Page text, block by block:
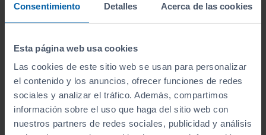
Consentimiento Detalles Acerca de las cookies
Esta página web usa cookies
Las cookies de este sitio web se usan para personalizar
el contenido y los anuncios, ofrecer funciones de redes
sociales y analizar el tráfico. Además, compartimos
información sobre el uso que haga del sitio web con
nuestros partners de redes sociales, publicidad y análisis
Vehículos revisados
Revisión de250 puntos revisados